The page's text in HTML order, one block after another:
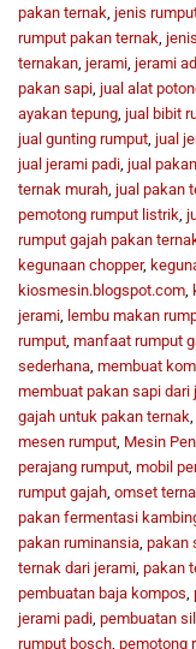
pakan ternak, jenis
rumput pakan ternak,
ternakan, jerami, jerami
pakan sapi, jual alat
ayakan tepung, jual bibit
jual gunting rumput, jual
jual jerami padi, jual
ternak murah, jual pakan
pemotong rumput listrik,
rumput gajah pakan
kegunaan chopper,
kiosmesin.blogspot.com,
jerami, lembu makan
rumput, manfaat rumput
sederhana, membuat
membuat pakan sapi dari
gajah untuk pakan ternak,
mesen rumput, Mesin
perajang rumput, mobil
rumput gajah, omset
pakan fermentasi
pakan ruminansia, pakan
ternak dari jerami, pakan
pembuatan baja kompos,
jerami padi, pembuatan
rumput bosch, pemotong